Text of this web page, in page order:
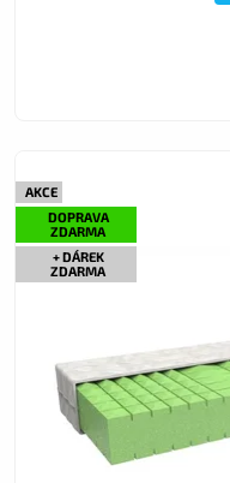
AKCE
DOPRAVA
ZDARMA
+ DÁREK
ZDARMA